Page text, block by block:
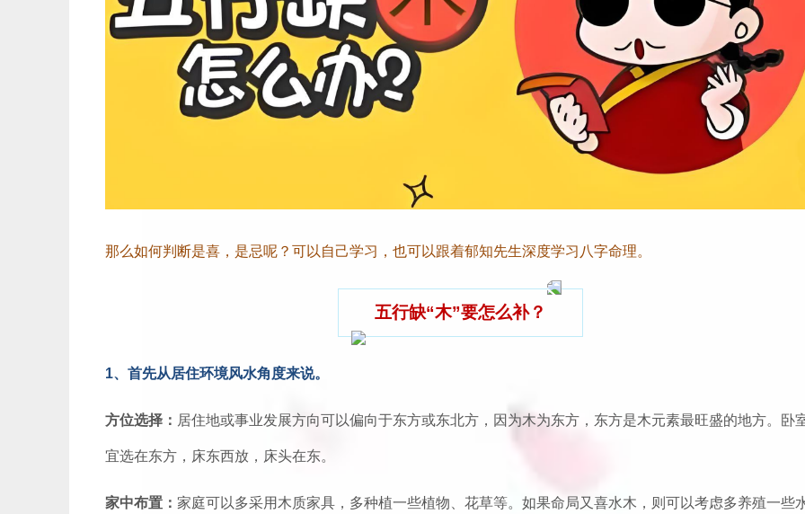
那么如何判断是喜，是忌呢？可以自己学习，也可以跟着郁知先生深度学习八字命理。
五行缺“木”要怎么补？
1、首先从居住环境风水角度来说。
方位选择： 居住地或事业发展方向可以偏向于东方或东北方，因为木为东方，东方是木元素最旺盛的地方。卧
宜选在东方，床东西放，床头在东。
家中布置： 家庭可以多采用木质家具，多种植一些植物、花草等。如果命局又喜水木，则可以考虑多养殖一些